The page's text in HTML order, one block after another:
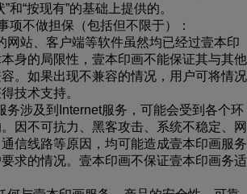
和“按现有”的基础上提供的。
项不做担保（包括但不限于）：
网站、客户端等软件虽然均已经过壹本印
身的局限性，壹本印画不能保证其与其他
。如果出现不兼容的情况，用户可将情况
技术支持。
务涉及到Internet服务，可能会受到各个环
因不可抗力、黑客攻击、系统不稳定、网
信线路等原因，均可能造成壹本印画服务
求的情况。壹本印画不保证壹本印画务适